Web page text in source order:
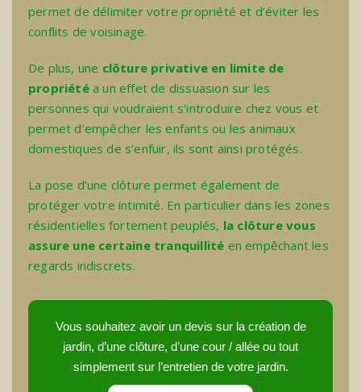
permet de délimiter votre propriété et d’éviter les
conflits de voisinage.
De plus, une clôture privative en limite de
propriétéa un effet de dissuasion sur les
personnes qui voudraient s’introduire chez vous et
permet d’empêcher les enfants ou les animaux
domestiques de s’enfuir, ils sont ainsi protégés.
La pose d’une clôture permet également de
protéger votre intimité. En particulier dans les zones
résidentielles fortement peuplés, la clôture vous
assure une certaine tranquillité en empêchant les
regards indiscrets.
Vous souhaitez avoir un devis sur la création de
jardin, d’une clôture, d’une cour / allée ou tout
simplement sur l’entretien de votre jardin.